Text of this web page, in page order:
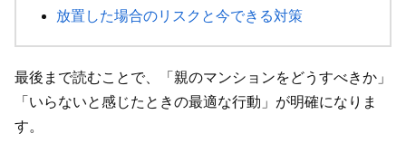
放置した場合のリスクと今できる対策
最後まで読むことで、「親のマンションをどうすべきか」
「いらないと感じたときの最適な行動」が明確になりま
す。